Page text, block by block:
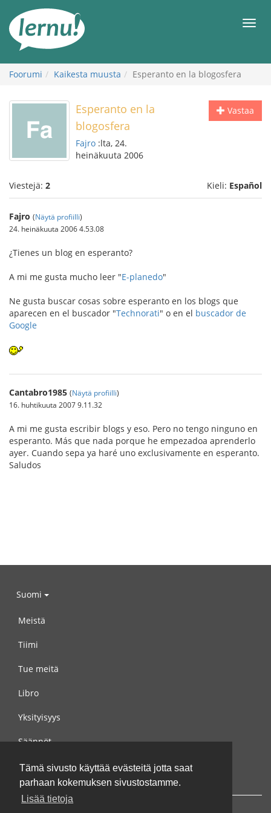
Tämä sivusto käyttää evästeitä jotta saat
parhaan kokemuksen sivustostamme.
Lisää tietoja
sisältöön
Foorumi Kaikesta muusta Esperanto en la blogosfera
Vastaa
Esperanto en la
blogosfera
Fajro :lta, 24.
heinäkuuta 2006
Viestejä: 2 Kieli: Español
Fajro (Näytä profiilli)
24. heinäkuuta 2006 4.53.08
¿Tienes un blog en esperanto?
A mi me gusta mucho leer "E-planedo"
Ne gusta buscar cosas sobre esperanto en los blogs que
aparecen en el buscador "Technorati" o en el buscador de
Google
Cantabro1985 (Näytä profiilli)
16. huhtikuuta 2007 9.11.32
A mi me gusta escribir blogs y eso. Pero no tengo ninguno en
esperanto. Más que nada porque he empezadoa aprenderlo
ayer. Cuando sepa ya haré uno exclusivamente en esperanto.
Saludos
Suomi
Meistä
Tiimi
Tue meitä
Libro
Yksityisyys
Säännöt
Ota yhteyttä meihin